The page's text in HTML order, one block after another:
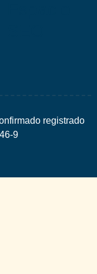
registrado
9